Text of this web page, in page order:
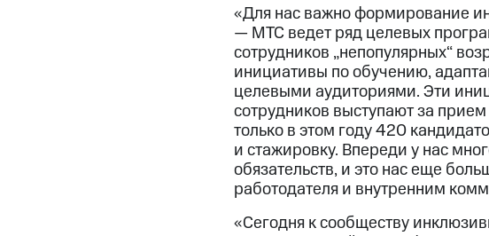
«Для нас важно формирование
— МТС ведет ряд целевых
сотрудников „непопулярных“
инициативы по обучению,
целевыми аудиториями. Эти
сотрудников выступают за
только в этом году 420
и стажировку. Впереди у нас
обязательств, и это нас еще
работодателя и внутренним
«Сегодня к сообществу